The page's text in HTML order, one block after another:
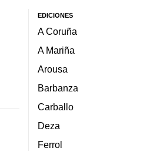
EDICIONES
A Coruña
A Mariña
Arousa
Barbanza
Carballo
Deza
Ferrol